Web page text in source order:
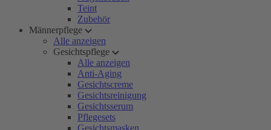
Teint
Zubehör
Männerpflege
Alle anzeigen
Gesichtspflege
Alle anzeigen
Anti-Aging
Gesichtscreme
Gesichtsreinigung
Gesichtsserum
Pflegesets
Gesichtsmasken